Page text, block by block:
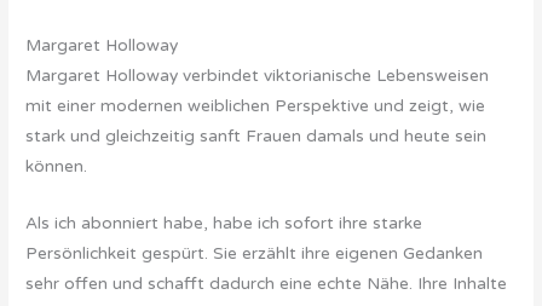
Margaret Holloway
Margaret Holloway verbindet viktorianische Lebensweisen
mit einer modernen weiblichen Perspektive und zeigt, wie
stark und gleichzeitig sanft Frauen damals und heute sein
können.
Als ich abonniert habe, habe ich sofort ihre starke
Persönlichkeit gespürt. Sie erzählt ihre eigenen Gedanken
sehr offen und schafft dadurch eine echte Nähe. Ihre Inhalte